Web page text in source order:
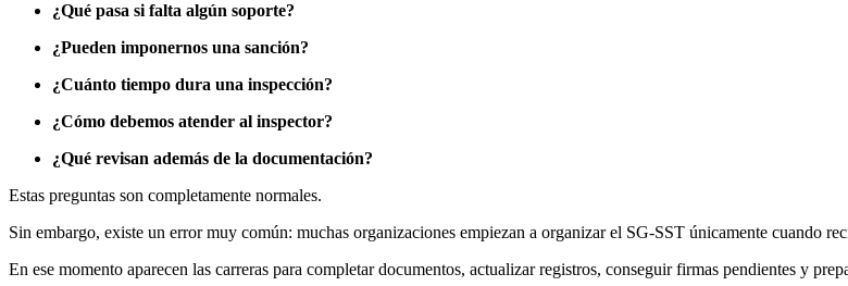
¿Qué pasa si falta algún soporte?
¿Pueden imponernos una sanción?
¿Cuánto tiempo dura una inspección?
¿Cómo debemos atender al inspector?
¿Qué revisan además de la documentación?
Estas preguntas son completamente normales.
Sin embargo, existe un error muy común: muchas organizaciones empiezan a organizar el SG-SST únicamente cuando
En ese momento aparecen las carreras para completar documentos, actualizar registros, conseguir firmas pendientes y